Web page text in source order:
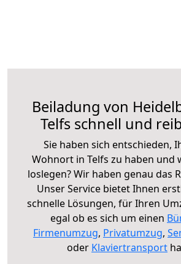
Beiladung von
Telfs schnell und
Sie haben sich entschieden,
Wohnort in Telfs zu haben und
loslegen? Wir haben genau das
Unser Service bietet Ihnen
schnelle Lösungen, für Ihren
egal ob es sich um einen
Firmenumzug, Privatumzug,
oder Klaviertransport